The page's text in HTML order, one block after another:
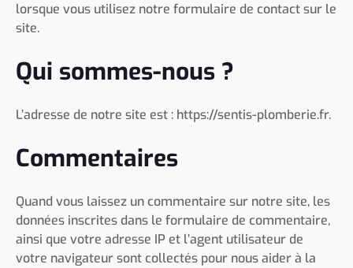
lorsque vous utilisez notre formulaire de contact sur le
site.
Qui sommes-nous ?
L’adresse de notre site est : https://sentis-plomberie.fr.
Commentaires
Quand vous laissez un commentaire sur notre site, les
données inscrites dans le formulaire de commentaire,
ainsi que votre adresse IP et l’agent utilisateur de
votre navigateur sont collectés pour nous aider à la